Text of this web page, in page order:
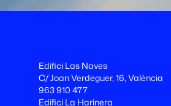
Edifici Las Naves
C/ Joan Verdeguer, 16, València
963 910 477
Edifici La Harinera